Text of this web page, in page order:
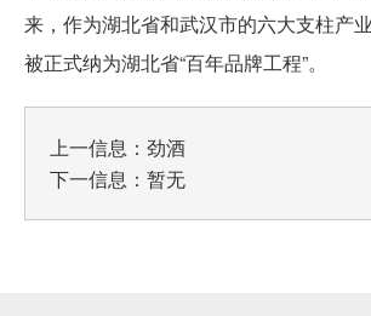
来，作为湖北省和武汉市的六大支柱产
被正式纳为湖北省“百年品牌工程”。
上一信息： 劲酒
下一信息：暂无